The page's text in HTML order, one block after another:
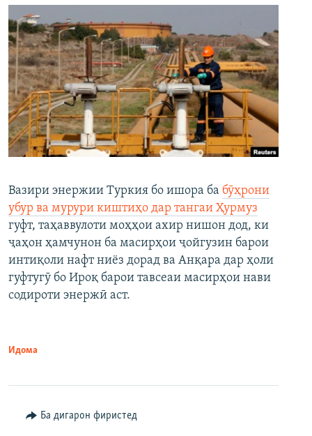
Вазири энержии Туркия бо ишора ба бӯҳрони
убур ва мурури киштиҳо дар тангаи Ҳурмуз
гуфт, таҳаввулоти моҳҳои ахир нишон дод, ки
ҷаҳон ҳамчунон ба масирҳои ҷойгузин барои
интиқоли нафт ниёз дорад ва Анқара дар ҳоли
гуфтугӯ бо Ироқ барои тавсеаи масирҳои нави
содироти энержӣ аст.
Идома
Ба дигарон фиристед